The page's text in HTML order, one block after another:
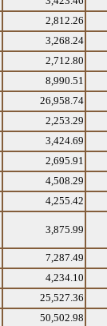
2,812.26
3,268.24
2,712.80
8,990.51
26,958.74
2,253.29
3,424.69
2,695.91
4,508.29
4,255.42
3,875.99
7,287.49
4,234.10
25,527.36
50,502.98